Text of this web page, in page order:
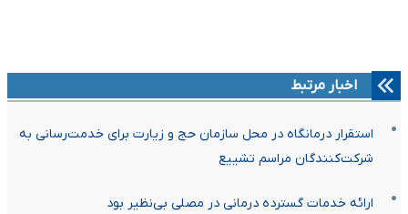
اخبار مرتبط
استقرار درمانگاه در محل سازمان حج و زیارت برای خدمت‌رسانی به
شرکت‌کنندگان مراسم تشییع
ارائه خدمات گسترده درمانی در مصلی بی‌نظیر بود